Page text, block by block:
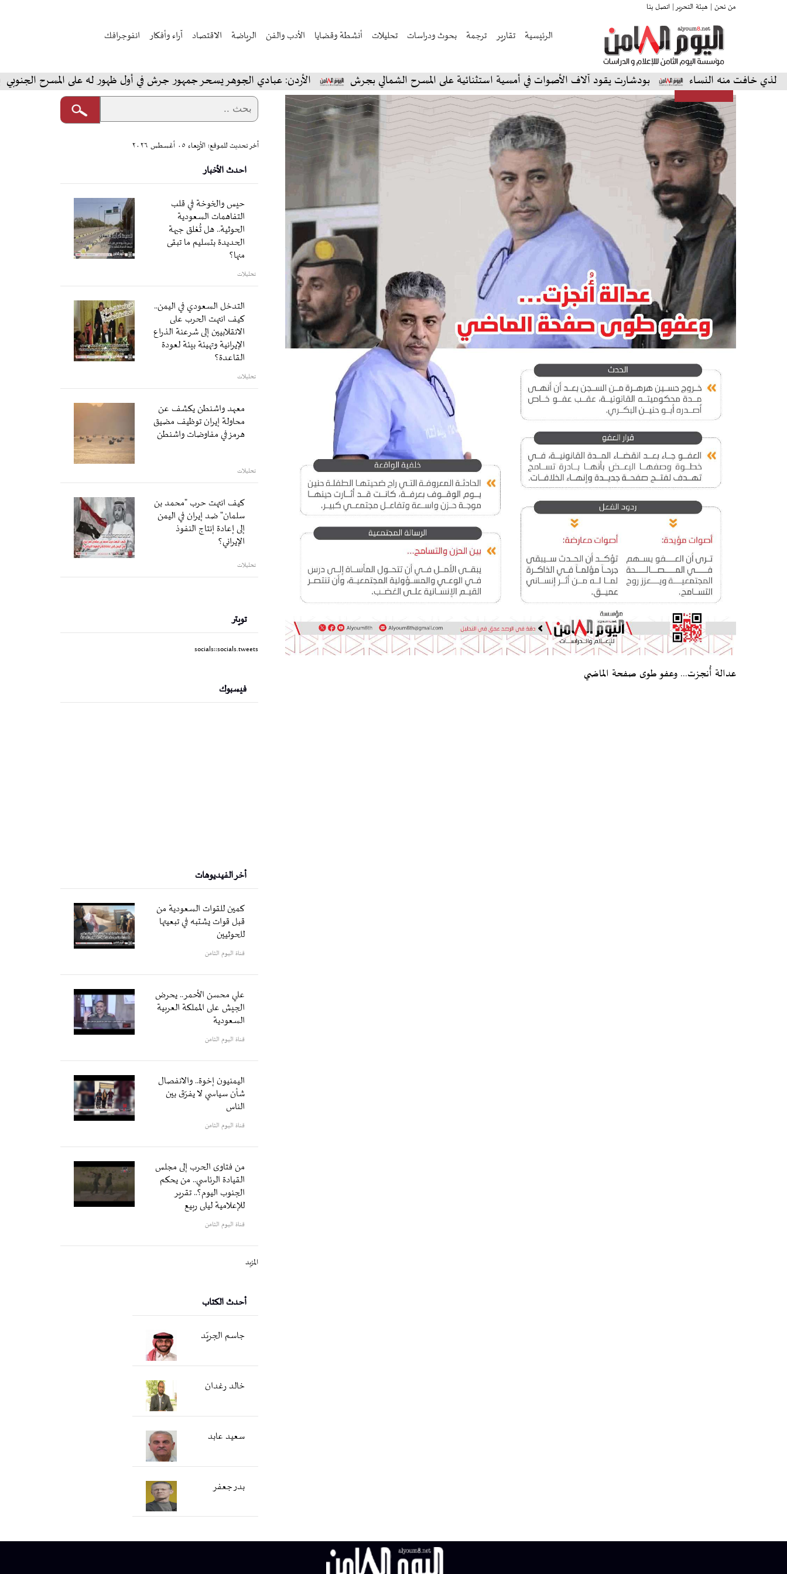
من نحن | هيئة التحرير | اتصل بنا
الرئيسية تقارير ترجمة بحوث ودراسات تحليلات أنشطة وقضايا الأدب والفن الرياضة الاقتصاد آراء وأفكار انفوجرافك
منه النساء بودشارت يقود آلاف الأصوات في أمسية استثنائية على المسرح الشمالي بجرش الأردن: عبادي الجوهر يسحر جمهور جرش في أول ظهور له على المسرح الجنوبي
عدالة أُنجزت... وعفو طوى صفحة الماضي
آخر تحديث للموقع: الأربعاء ٠٥ أغسطس ٢٠٢٦
احدث الأخبار
حيس والخوخة في قلب
التفاهمات السعودية
الحوثية.. هل تُغلق جبهة
الحديدة بتسليم ما تبقى
منها؟
تحليلات
التدخل السعودي في اليمن..
كيف انتهت الحرب على
الانقلابيين إلى شرعنة الذراع
الإيرانية وتهيئة بيئة لعودة
القاعدة؟
تحليلات
معهد واشنطن يكشف عن
محاولة إيران توظيف مضيق
هرمز في مفاوضات واشنطن
تحليلات
كيف انتهت حرب "محمد بن
سلمان" ضد إيران في اليمن
إلى إعادة إنتاج النفوذ
الإيراني؟
تحليلات
تويتر
socials::socials.tweets
فيسبوك
أخر الفيديوهات
كمين للقوات السعودية من
قبل قوات يشتبه في تبعيتها
للحوثيين
قناة اليوم الثامن
علي محسن الأحمر.. يحرض
الجيش على المملكة العربية
السعودية
قناة اليوم الثامن
اليمنيون إخوة.. والانفصال
شأن سياسي لا يفرّق بين
الناس
قناة اليوم الثامن
من فتاوى الحرب إلى مجلس
القيادة الرئاسي.. من يحكم
الجنوب اليوم؟.. تقرير
للإعلامية ليلى ربيع
قناة اليوم الثامن
المزيد
أحدث الكتاب
جاسم الجريّد
خالد رغدان
سعید عابد
بدر جعفر